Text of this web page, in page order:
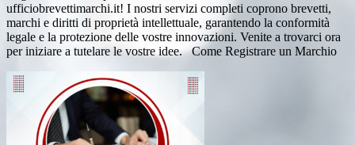
ufficiobrevettimarchi.it! I nostri servizi completi coprono brevetti,
marchi e diritti di proprietà intellettuale, garantendo la conformità
legale e la protezione delle vostre innovazioni. Venite a trovarci ora
per iniziare a tutelare le vostre idee. Come Registrare un Marchio